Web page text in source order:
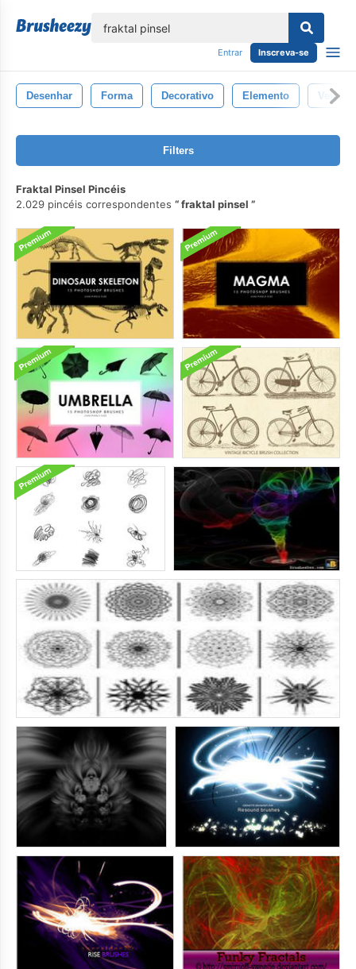
Entrar Inscreva-se
Desenhar Forma Decorativo Elemento Vetor
Filters
Fraktal Pinsel Pincéis
2.029 pincéis correspondentes
fraktal pinsel